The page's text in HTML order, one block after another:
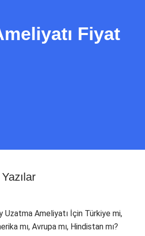
Fiyat
Uzatma Ameliyatı İçin Türkiye mi,
mı, Avrupa mı, Hindistan mı?